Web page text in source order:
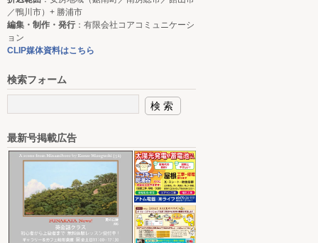
／鴨川市）+ 勝浦市
編集・制作・発行：有限会社コアコミュニケーシ
ョン
CLIP媒体資料はこちら
検索フォーム
最新号掲載広告